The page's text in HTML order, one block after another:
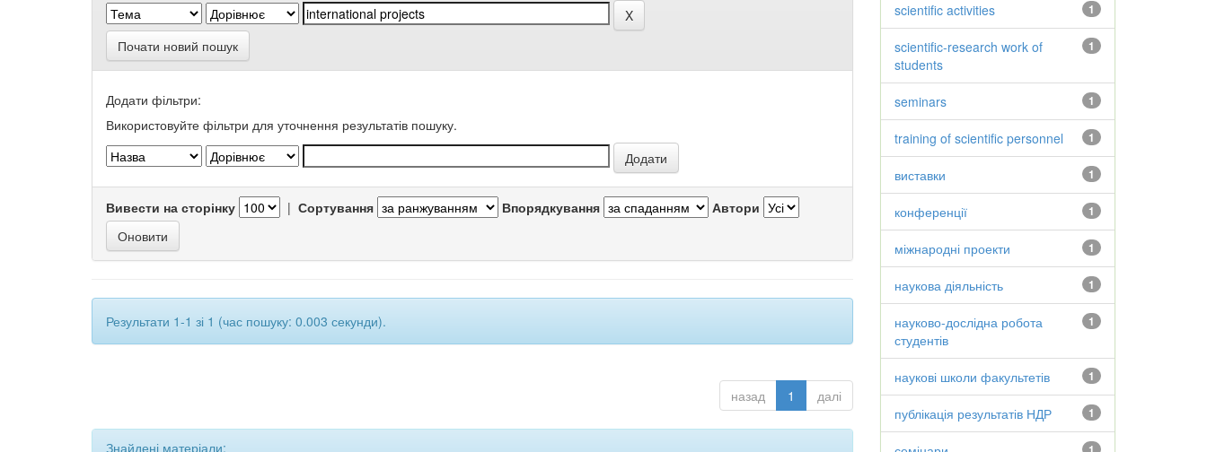
Почати новий пошук
Додати фільтри:
Використовуйте фільтри для уточнення результатів пошуку.
Вивести на сторінку | Сортування Впорядкування Автори
Результати 1-1 зі 1 (час пошуку: 0.003 секунди).
назад 1 далі
Знайдені матеріали:
1
scientific activities
1
scientific-research work of
students
1
seminars
1
training of scientific personnel
1
виставки
1
конференції
1
міжнародні проекти
1
наукова діяльність
1
науково-дослідна робота
студентів
1
наукові школи факультетів
1
публікація результатів НДР